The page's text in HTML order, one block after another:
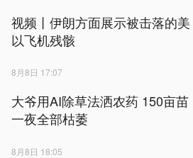
视频丨伊朗方面展示被击落的美
以飞机残骸
8月8日 17:07
大爷用AI除草法洒农药 150亩苗
一夜全部枯萎
8月8日 18:05